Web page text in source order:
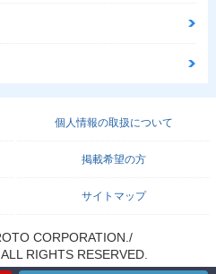
個人情報の取扱について
掲載希望の方
サイトマップ
CORPORATION./
RIGHTS RESERVED.